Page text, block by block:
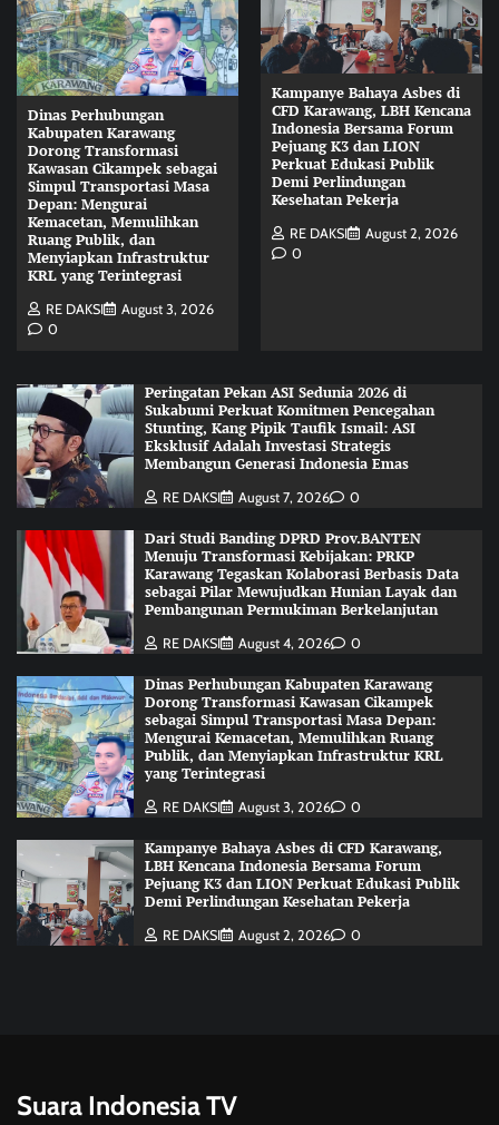
Dinas Perhubungan
Kabupaten Karawang
Dorong Transformasi
Kawasan Cikampek sebagai
Simpul Transportasi Masa
Depan: Mengurai
Kemacetan, Memulihkan
Ruang Publik, dan
Menyiapkan Infrastruktur
KRL yang Terintegrasi
RE DAKSI
August 3, 2026
0
Kampanye Bahaya Asbes di
CFD Karawang, LBH Kencana
Indonesia Bersama Forum
Pejuang K3 dan LION
Perkuat Edukasi Publik
Demi Perlindungan
Kesehatan Pekerja
RE DAKSI
August 2, 2026
0
Peringatan Pekan ASI Sedunia 2026 di
Sukabumi Perkuat Komitmen Pencegahan
Stunting, Kang Pipik Taufik Ismail: ASI
Eksklusif Adalah Investasi Strategis
Membangun Generasi Indonesia Emas
RE DAKSI August 7, 2026 0
Dari Studi Banding DPRD Prov.BANTEN
Menuju Transformasi Kebijakan: PRKP
Karawang Tegaskan Kolaborasi Berbasis Data
sebagai Pilar Mewujudkan Hunian Layak dan
Pembangunan Permukiman Berkelanjutan
RE DAKSI August 4, 2026 0
Dinas Perhubungan Kabupaten Karawang
Dorong Transformasi Kawasan Cikampek
sebagai Simpul Transportasi Masa Depan:
Mengurai Kemacetan, Memulihkan Ruang
Publik, dan Menyiapkan Infrastruktur KRL
yang Terintegrasi
RE DAKSI August 3, 2026 0
Kampanye Bahaya Asbes di CFD Karawang,
LBH Kencana Indonesia Bersama Forum
Pejuang K3 dan LION Perkuat Edukasi Publik
Demi Perlindungan Kesehatan Pekerja
RE DAKSI August 2, 2026 0
Suara Indonesia TV